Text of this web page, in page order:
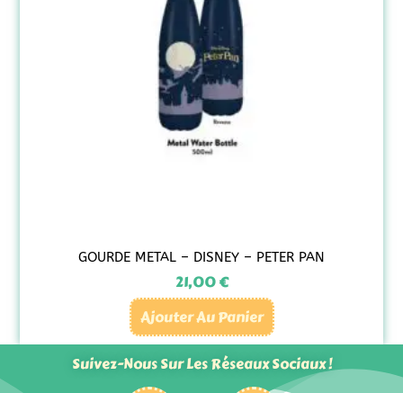
GOURDE METAL – DISNEY – PETER PAN
21,00€
Ajouter Au Panier
Suivez-Nous Sur Les Réseaux Sociaux !